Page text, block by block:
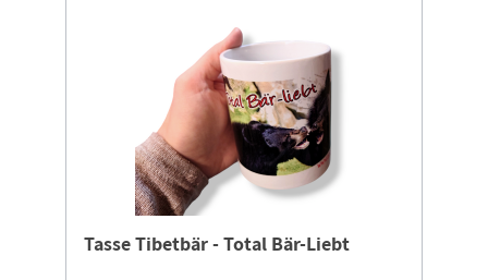
Tasse Tibetbär - Total Bär-Liebt